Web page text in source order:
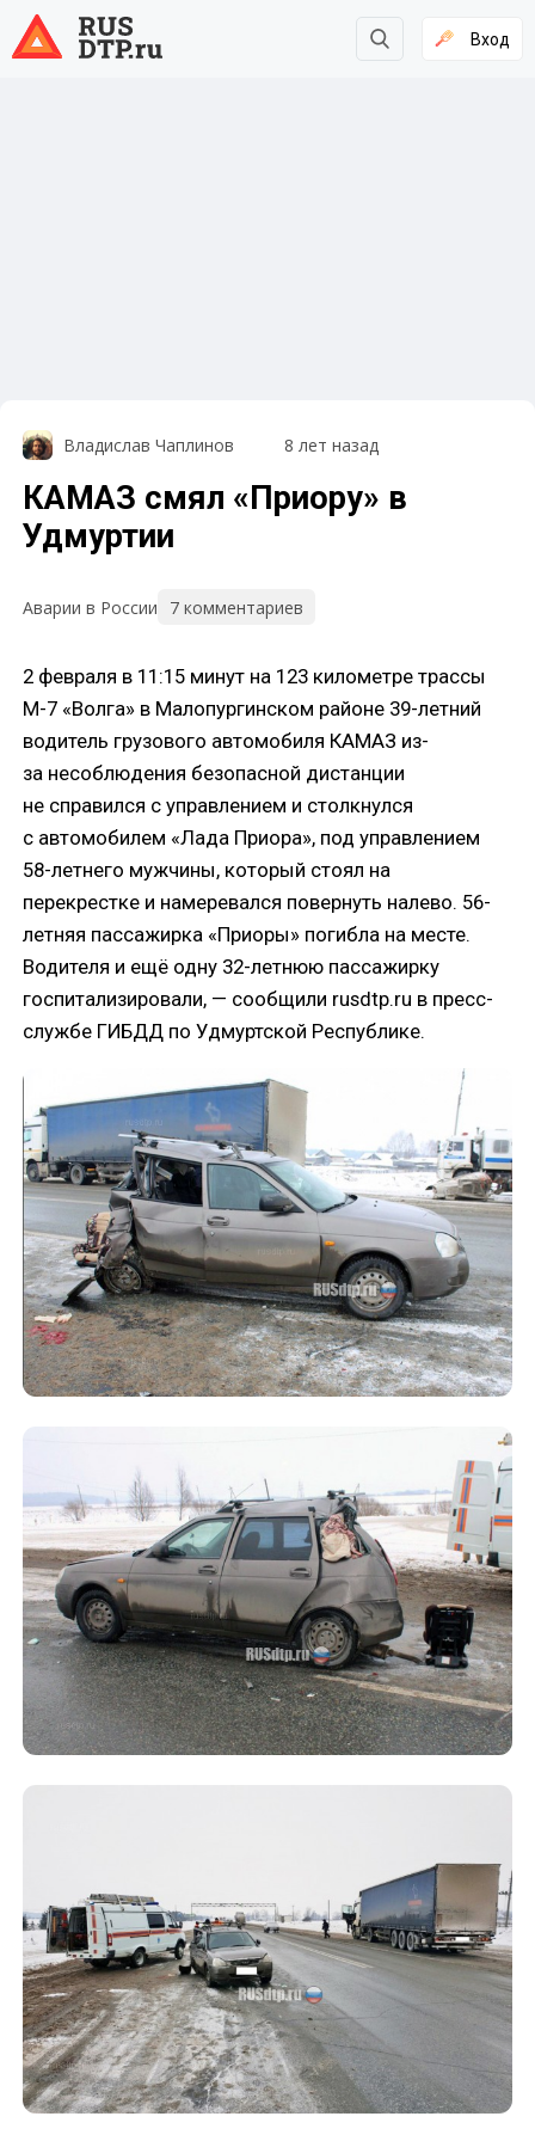
Вход
Владислав Чаплинов 8 лет назад
КАМАЗ смял «Приору» в
Удмуртии
Аварии в России 7 комментариев
2 февраля в 11:15 минут на 123 километре трассы
М-7 «Волга» в Малопургинском районе 39-летний
водитель грузового автомобиля КАМАЗ из-
за несоблюдения безопасной дистанции
не справился с управлением и столкнулся
с автомобилем «Лада Приора», под управлением
58-летнего мужчины, который стоял на
перекрестке и намеревался повернуть налево. 56-
летняя пассажирка «Приоры» погибла на месте.
Водителя и ещё одну 32-летнюю пассажирку
госпитализировали, — сообщили rusdtp.ru в пресс-
службе ГИБДД по Удмуртской Республике.